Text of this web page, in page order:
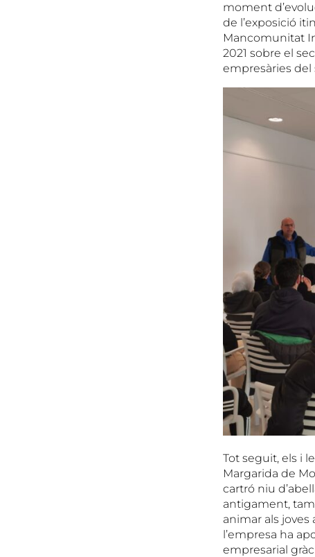
moment
de l’exposició
Mancomunitat
2021 sobre el
empresàries del
Tot seguit, els i
Margarida de
cartró niu
antigament,
animar als
l’empresa ha
empresarial